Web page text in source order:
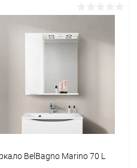
В корзину
BelBagno Marino 70 L